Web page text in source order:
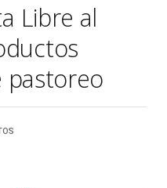
Libre al
pastoreo